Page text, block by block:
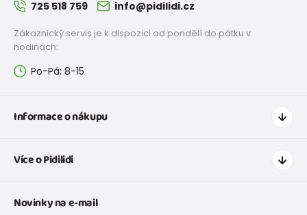
725 518 759 info@pidilidi.cz
Zákaznický servis je k dispozici od pondělí do pátku v
hodinách:
Po-Pá: 8-15
Informace o nákupu
Doprava a platba
Tabulka velikostí obuvi
Více o Pidilidi
O nás
Novinky na e-mail